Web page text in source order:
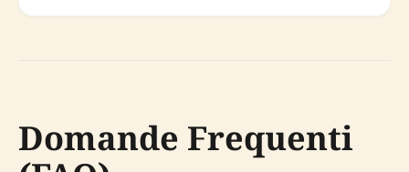
Domande Frequenti